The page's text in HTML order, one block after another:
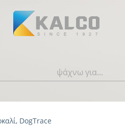
DogTrace